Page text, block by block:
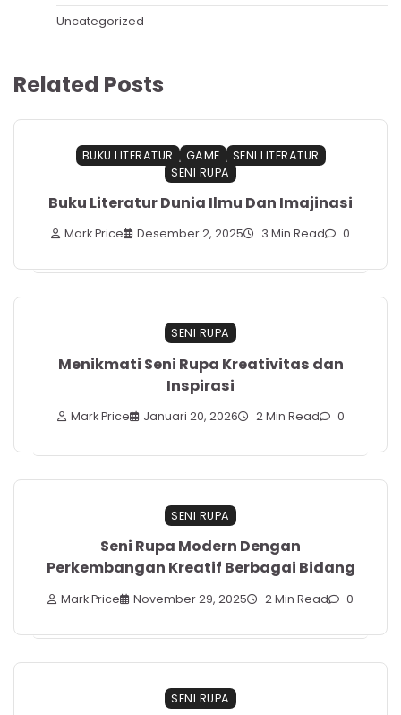
Uncategorized
Related Posts
BUKU LITERATUR GAME
SENI LITERATUR
SENI RUPA
Buku Literatur Dunia Ilmu Dan Imajinasi
Mark Price Desember 2, 2025 3 Min Read 0
SENI RUPA
Menikmati Seni Rupa Kreativitas dan
Inspirasi
Mark Price Januari 20, 2026 2 Min Read 0
SENI RUPA
Seni Rupa Modern Dengan
Perkembangan Kreatif Berbagai Bidang
Mark Price November 29, 2025 2 Min Read 0
SENI RUPA